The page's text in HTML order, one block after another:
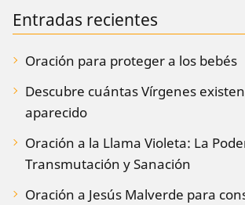
Entradas recientes
Oración para proteger a los bebés
Descubre cuántas Vírgenes
aparecido
Oración a la Llama Violeta: La
Transmutación y Sanación
Oración a Jesús Malverde para